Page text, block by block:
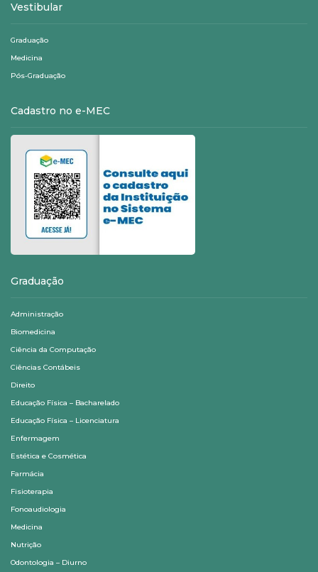
Vestibular
Graduação
Medicina
Pós-Graduação
Cadastro no e-MEC
Graduação
Administração
Biomedicina
Ciência da Computação
Ciências Contábeis
Direito
Educação Física – Bacharelado
Educação Física – Licenciatura
Enfermagem
Estética e Cosmética
Farmácia
Fisioterapia
Fonoaudiologia
Medicina
Nutrição
Odontologia – Diurno